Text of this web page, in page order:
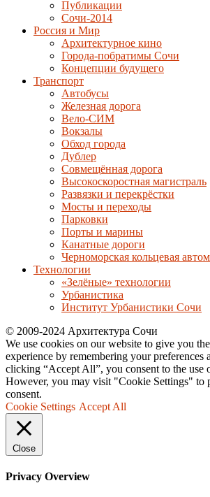
Публикации
Сочи-2014
Россия и Мир
Архитектурное кино
Города-побратимы Сочи
Концепции будущего
Транспорт
Автобусы
Железная дорога
Вело-СИМ
Вокзалы
Обход города
Дублер
Совмещённая дорога
Высокоскоростная магистраль
Развязки и перекрёстки
Мосты и переходы
Парковки
Порты и марины
Канатные дороги
Черноморская кольцевая
Технологии
«Зелёные» технологии
Урбанистика
Институт Урбанистики Сочи
© 2009-2024 Архитектура Сочи
We use cookies on our website to give you
experience by remembering your preferences
clicking “Accept All”, you consent to the use
However, you may visit "Cookie Settings" to
consent.
Cookie Settings Accept All
Close
Privacy Overview